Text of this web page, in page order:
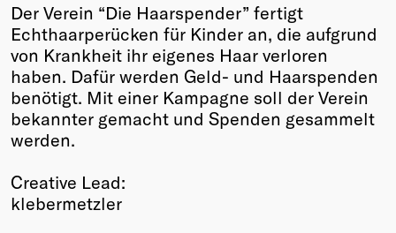
Der Verein “Die Haarspender” fertigt
Echthaarperücken für Kinder an, die aufgrund
von Krankheit ihr eigenes Haar verloren
haben. Dafür werden Geld- und Haarspenden
benötigt. Mit einer Kampagne soll der Verein
bekannter gemacht und Spenden gesammelt
werden.
Creative Lead:
klebermetzler